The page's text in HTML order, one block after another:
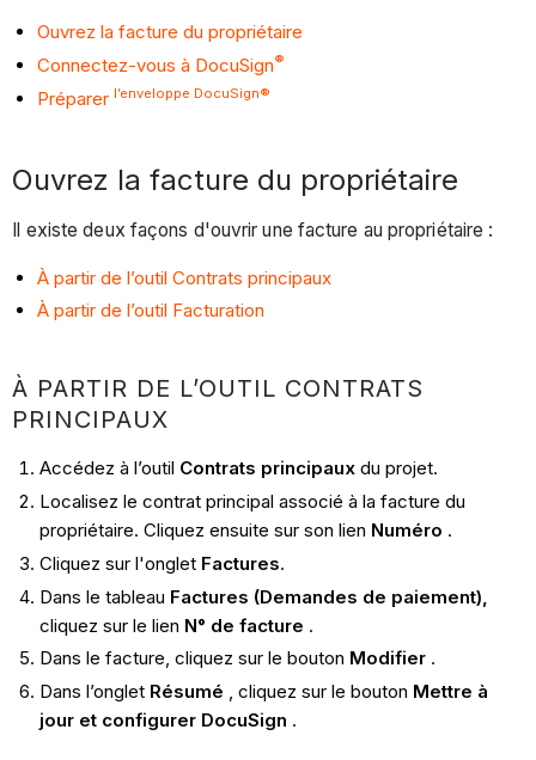
Ouvrez la facture du propriétaire
Connectez-vous à DocuSign®
Préparer l’enveloppe DocuSign®
Ouvrez la facture du propriétaire
Il existe deux façons d'ouvrir une facture au propriétaire :
À partir de l’outil Contrats principaux
À partir de l’outil Facturation
À PARTIR DE L’OUTIL CONTRATS
PRINCIPAUX
Accédez à l’outil Contrats principaux du projet.
Localisez le contrat principal associé à la facture du
propriétaire. Cliquez ensuite sur son lien Numéro .
Cliquez sur l'onglet Factures.
Dans le tableau Factures (Demandes de paiement),
cliquez sur le lien N° de facture .
Dans le facture, cliquez sur le bouton Modifier.
Dans l’onglet Résumé , cliquez sur le bouton Mettre à
jour et configurer DocuSign .